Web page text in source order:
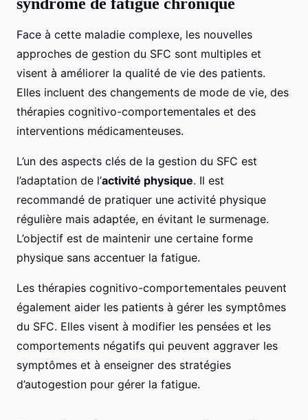
Face à cette maladie complexe, les nouvelles
approches de gestion du SFC sont multiples et
visent à améliorer la qualité de vie des patients.
Elles incluent des changements de mode de vie, des
thérapies cognitivo-comportementales et des
interventions médicamenteuses.
L’un des aspects clés de la gestion du SFC est
l’adaptation de l’activité physique. Il est
recommandé de pratiquer une activité physique
régulière mais adaptée, en évitant le surmenage.
L’objectif est de maintenir une certaine forme
physique sans accentuer la fatigue.
Les thérapies cognitivo-comportementales peuvent
également aider les patients à gérer les symptômes
du SFC. Elles visent à modifier les pensées et les
comportements négatifs qui peuvent aggraver les
symptômes et à enseigner des stratégies
d’autogestion pour gérer la fatigue.